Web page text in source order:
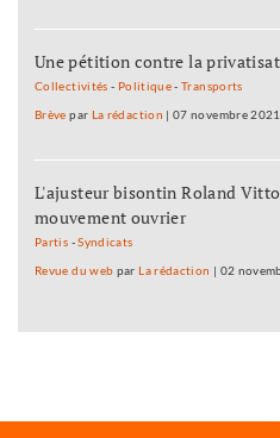
Une pétition contre la
Collectivités - Politique-Transports
Brève par La rédaction |07 novembre 2021
L'ajusteur bisontin Roland
mouvement ouvrier
Partis -Syndicats
Revue du web parLa rédaction | 02